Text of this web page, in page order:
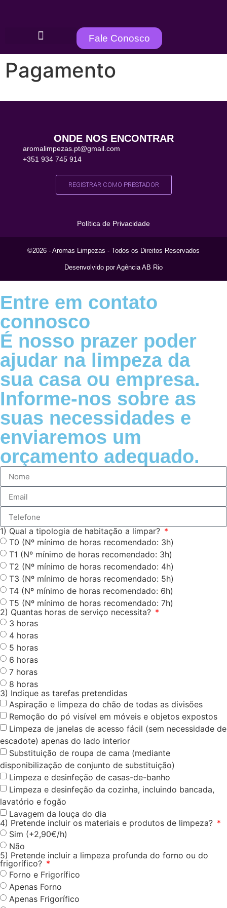
Fale Conosco
Pagamento
ONDE NOS ENCONTRAR
aromalimpezas.pt@gmail.com
+351 934 745 914
REGISTRAR COMO PRESTADOR
Política de Privacidade
©2026 - Aromas Limpezas - Todos os Direitos Reservados
Desenvolvido por Agência AB Rio
Entre em contato
connosco
É nosso prazer poder
ajudar na limpeza da
sua casa ou empresa.
Informe-nos sobre as
suas necessidades e
enviaremos um
orçamento adequado.
1) Qual a tipologia de habitação a limpar?
T0 (Nº mínimo de horas recomendado: 3h)
T1 (Nº mínimo de horas recomendado: 3h)
T2 (Nº mínimo de horas recomendado: 4h)
T3 (Nº mínimo de horas recomendado: 5h)
T4 (Nº mínimo de horas recomendado: 6h)
T5 (Nº mínimo de horas recomendado: 7h)
2) Quantas horas de serviço necessita?
3 horas
4 horas
5 horas
6 horas
7 horas
8 horas
3) Indique as tarefas pretendidas
Aspiração e limpeza do chão de todas as divisões
Remoção do pó visível em móveis e objetos expostos
Limpeza de janelas de acesso fácil (sem necessidade de
escadote) apenas do lado interior
Substituição de roupa de cama (mediante
disponibilização de conjunto de substituição)
Limpeza e desinfeção de casas-de-banho
Limpeza e desinfeção da cozinha, incluindo bancada,
lavatório e fogão
Lavagem da louça do dia
4) Pretende incluir os materiais e produtos de limpeza?
Sim (+2,90€/h)
Não
5) Pretende incluir a limpeza profunda do forno ou do
frigorífico?
Forno e Frigorífico
Apenas Forno
Apenas Frigorífico